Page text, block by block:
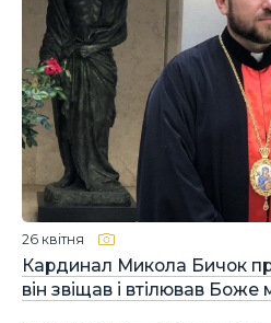
Кардинал Микола Бичок
він звіщав і втілював
26 квітня